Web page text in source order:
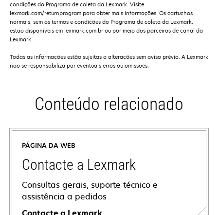
condições do Programa de coleta da Lexmark. Visite
lexmark.com/returnprogram para obter mais informações. Os cartuchos
normais, sem os termos e condições do Programa de coleta da Lexmark,
estão disponíveis em lexmark.com.br ou por meio dos parceiros de canal da
Lexmark.
Todas as informações estão sujeitas a alterações sem aviso prévio. A Lexmark
não se responsabiliza por eventuais erros ou omissões.
Conteúdo relacionado
PÁGINA DA WEB
Contacte a Lexmark
Consultas gerais, suporte técnico e
assistência a pedidos